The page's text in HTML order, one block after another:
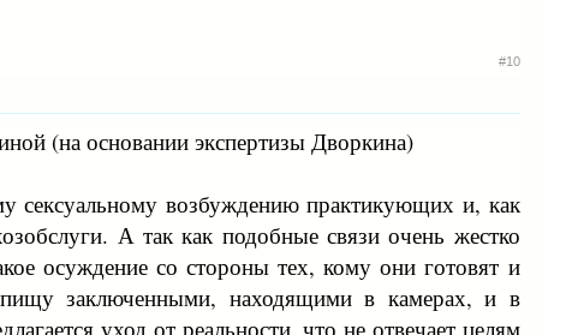
#10
(на основании экспертизы Дворкина)
сексуальному возбуждению практикующих и, как
А так как подобные связи очень жестко
осуждение со стороны тех, кому они готовят и
заключенными, находящими в камерах, и в
уход от реальности, что не отвечает целям